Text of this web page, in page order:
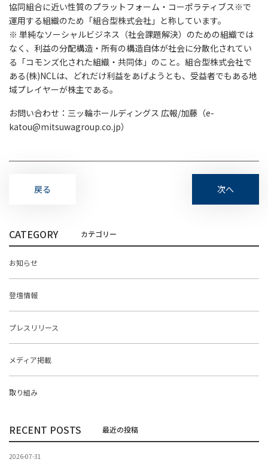
協同組合に近い性質のプラットフォーム・コーポラティブス※で
運用する組織のため「組合型株式会社」と称しています。
※ 単純なソーシャルビジネス（社会課題解決）のための組織では
なく、利益の分配構造・所有の構造自体が社会に分散化されてい
る「コモンズ化された組織・共同体」のこと。組合型株式会社で
ある(株)NCLは、どれだけ利益をあげようとも、受益者でもある地
域プレイヤーが株主である。
お問い合わせ：三ッ輪ホールディングス 広報/加藤（e-
katou@mitsuwagroup.co.jp）
戻る 次へ
CATEGORY
お知らせ
登壇情報
プレスリリース
メディア掲載
取り組み
RECENT POSTS
2026-07-31